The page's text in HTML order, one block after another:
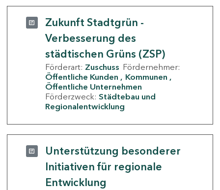
Zukunft Stadtgrün -
Verbesserung des
städtischen Grüns (ZSP)
Förderart: Zuschuss Fördernehmer:
Öffentliche Kunden
Kommunen
Öffentliche Unternehmen
Förderzweck: Städtebau und
Regionalentwicklung
Unterstützung besonderer
Initiativen für regionale
Entwicklung